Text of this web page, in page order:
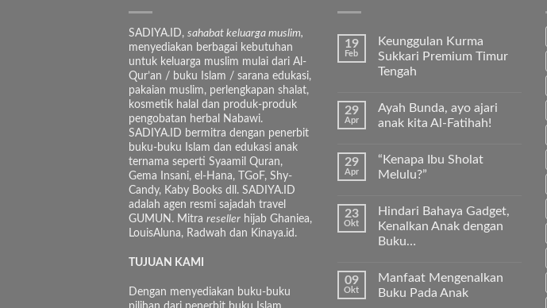
SADIYA.ID, sahabat keluarga muslim,
menyediakan berbagai kebutuhan
untuk keluarga muslim mulai dari Al-
Qur’an / buku Islam / sarana edukasi,
pakaian muslim, perlengkapan shalat,
kosmetik halal dan produk-produk
pengobatan herbal Nabawi.
SADIYA.ID bermitra dengan penerbit
buku-buku Islam dan edukasi anak
ternama seperti Syaamil Quran,
Gema Insani, el-Hana, TGoF, Shy-
Candy, Kaby Books dll. SADIYA.ID
adalah agen resmi sajadah travel
GUMUN. Mitra reseller hijab Ghaniea,
LouisAluna, Radwah dan Kinaya.id.
TUJUAN KAMI
Dengan menyediakan buku-buku
19
Feb
Keunggulan Kurma
Sukkari Premium Timur
Tengah
komentar
Keunggulan
Premium
Timur
Tengah
29
Apr
Ayah Bunda, ayo ajari
anak kita Al-Fatihah!
komentar
pada
Ayah
ajari
anak
kita
Al-
29
Apr
“Kenapa Ibu Sholat
Melulu?”
komentar
pada
“Kenapa
Ibu
23
Okt
Hindari Bahaya Gadget,
Kenalkan Anak dengan
Buku…
komentar
pada
Hindari
09
Okt
Manfaat Mengenalkan
Buku Pada Anak